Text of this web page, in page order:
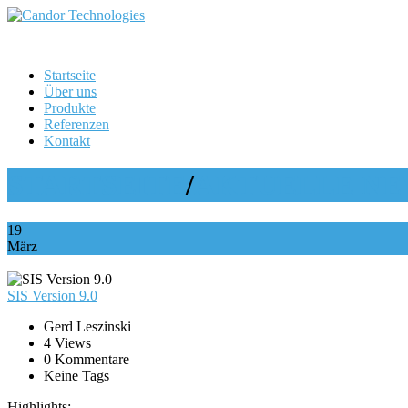
Startseite
Über uns
Produkte
Referenzen
Kontakt
STARTSEITE/ AKTUELLE
19
März
SIS Version 9.0
Gerd Leszinski
4 Views
0 Kommentare
Keine Tags